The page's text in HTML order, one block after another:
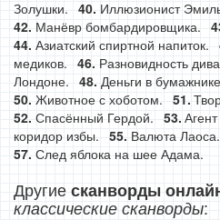
Золушки.
Иллюзионист
Манёвр бомбардировщика.
Азиатский спиртной напиток.
медиков.
Разновидность
Лондоне.
Деньги в
Животное с хоботом.
Спасённый Гердой.
коридор избы.
Валюта Лаоса.
След яблока на шее Адама.
Другиесканворды
классические сканворды: